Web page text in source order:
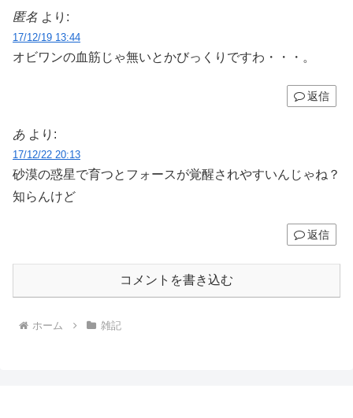
匿名 より:
17/12/19 13:44
オビワンの血筋じゃ無いとかびっくりですわ・・・。
返信
あ より:
17/12/22 20:13
砂漠の惑星で育つとフォースが覚醒されやすいんじゃね？
知らんけど
返信
コメントを書き込む
ホーム 雑記